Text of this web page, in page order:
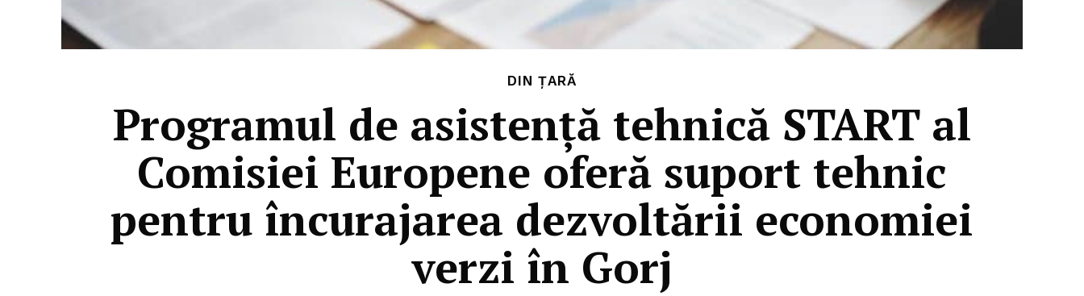
DIN ȚARĂ
Programul de asistență tehnică START al
Comisiei Europene oferă suport tehnic
pentru încurajarea dezvoltării economiei
verzi în Gorj